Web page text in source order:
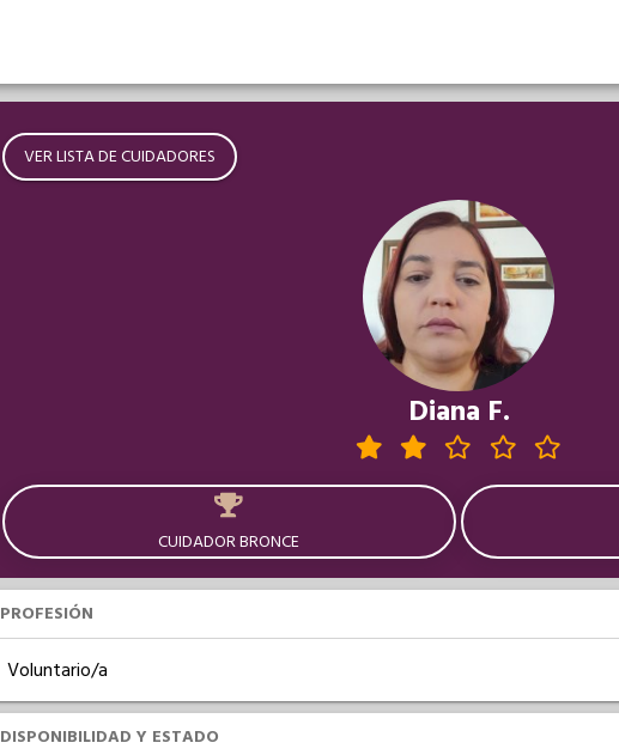
VER LISTA DE CUIDADORES
Diana F.
CUIDADOR BRONCE
PROFESIÓN
Voluntario/a
DISPONIBILIDAD Y ESTADO